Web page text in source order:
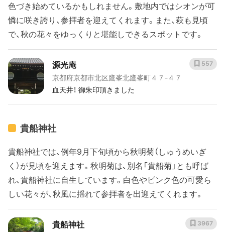
色づき始めているかもしれません。敷地内ではシオンが可
憐に咲き誇り、参拝者を迎えてくれます。また、萩も見頃
で、秋の花々をゆっくりと堪能しできるスポットです。
源光庵
京都府京都市北区鷹峯北鷹峯町４７-４７
血天井！ 御朱印頂きました
557
貴船神社
貴船神社では、例年9月下旬頃から秋明菊（しゅうめいぎ
く）が見頃を迎えます。秋明菊は、別名「貴船菊」とも呼ば
れ、貴船神社に自生しています。白色やピンク色の可愛ら
しい花々が、秋風に揺れて参拝者を出迎えてくれます。
貴船神社 3967